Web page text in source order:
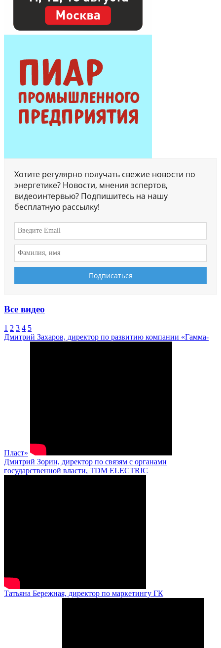
Хотите регулярно получать свежие новости по
энергетике? Новости, мнения эспертов,
видеоинтервью? Подпишитесь на нашу
бесплатную рассылку!
Все видео
1 2 3 4 5
Дмитрий Захаров, директор по развитию компании «Гамма-
Пласт»
Дмитрий Зорин, директор по связям с органами
государственной власти, TDM ELECTRIC
Татьяна Бережная, директор по маркетингу ГК